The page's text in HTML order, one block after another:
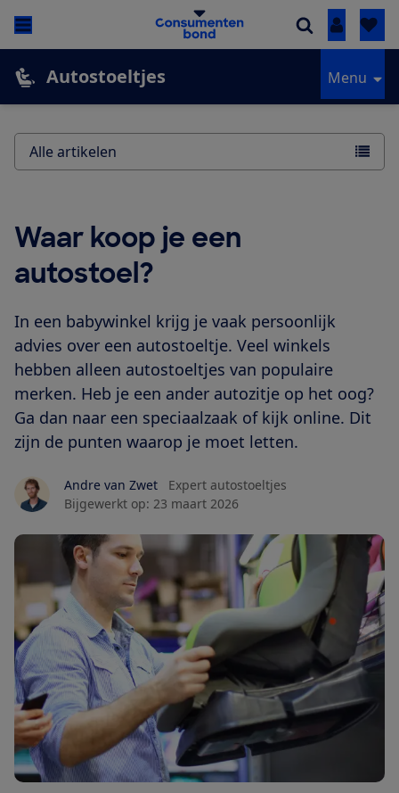
Inloggen
Autostoeltjes Menu
Waar koop je een
autostoel?
In een babywinkel krijg je vaak persoonlijk
advies over een autostoeltje. Veel winkels
hebben alleen autostoeltjes van populaire
merken. Heb je een ander autozitje op het oog?
Ga dan naar een speciaalzaak of kijk online. Dit
zijn de punten waarop je moet letten.
Andre van Zwet
Expert autostoeltjes
Bijgewerkt op: 23 maart 2026
Alle artikelen